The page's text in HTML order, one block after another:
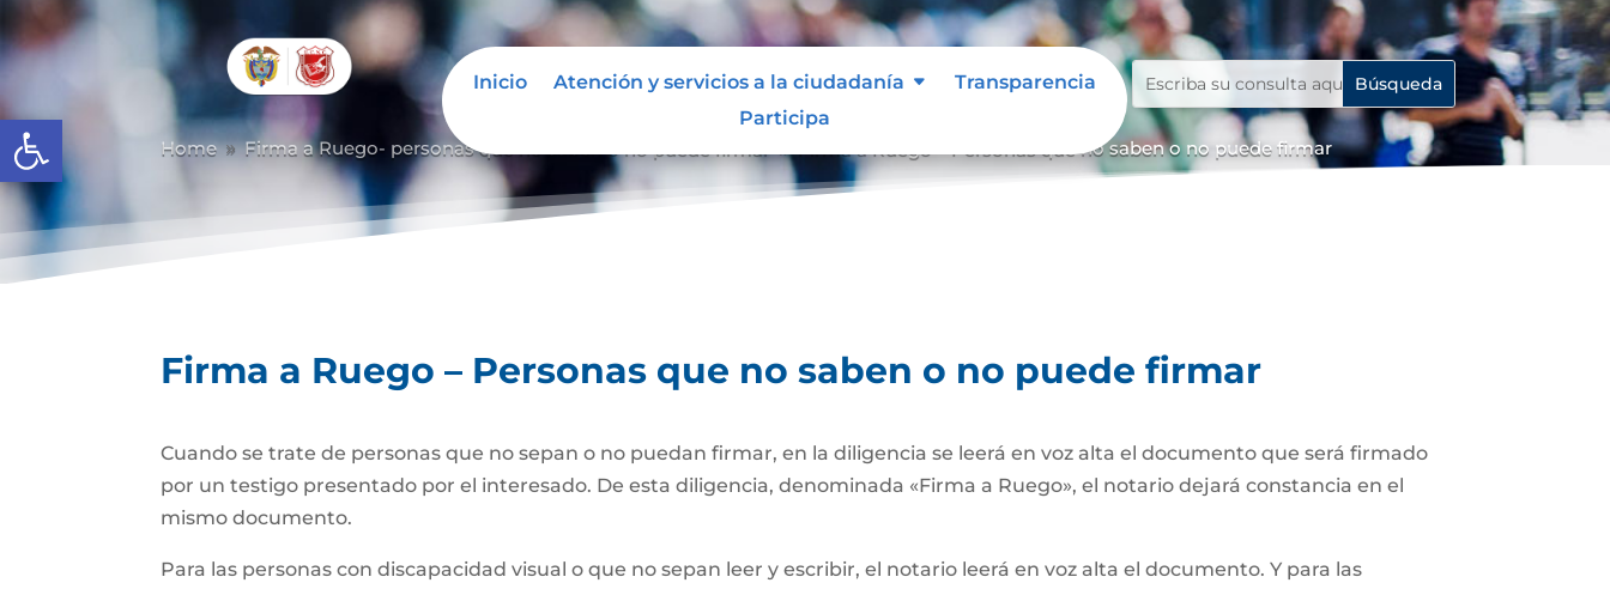
Abrir barra de herramientas
Inicio Atención y servicios a la ciudadanía
Transparencia
Participa
Home 9 Firma a Ruego- personas que no saben o no puede firmar Firma a Ruego – Personas que no saben o no puede firmar
Firma a Ruego – Personas que no saben o no puede firmar
Cuando se trate de personas que no sepan o no puedan firmar, en la diligencia se leerá en voz alta el documento que será firmado
por un testigo presentado por el interesado. De esta diligencia, denominada «Firma a Ruego», el notario dejará constancia en el
mismo documento.
Para las personas con discapacidad visual o que no sepan leer y escribir, el notario leerá en voz alta el documento. Y para las